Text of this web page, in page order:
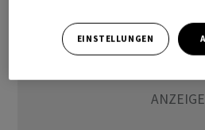
EINSTELLUNGEN